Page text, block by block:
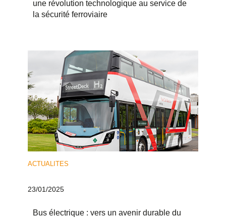
une révolution technologique au service de
la sécurité ferroviaire
ACTUALITES
23/01/2025
Bus électrique : vers un avenir durable du